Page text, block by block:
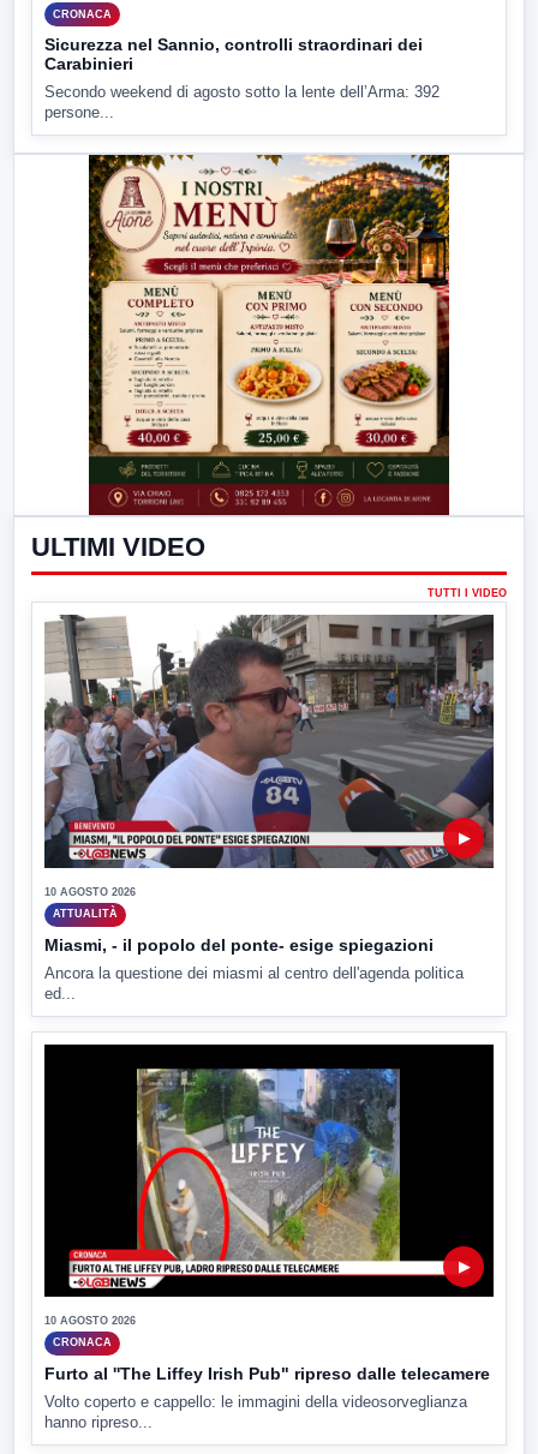
CRONACA
Sicurezza nel Sannio, controlli straordinari dei
Carabinieri
Secondo weekend di agosto sotto la lente dell’Arma: 392
persone...
ULTIMI VIDEO
TUTTI I VIDEO
▶
10 AGOSTO 2026
ATTUALITÀ
Miasmi, - il popolo del ponte- esige spiegazioni
Ancora la questione dei miasmi al centro dell'agenda politica
ed...
▶
10 AGOSTO 2026
CRONACA
Furto al ''The Liffey Irish Pub" ripreso dalle telecamere
Volto coperto e cappello: le immagini della videosorveglianza
hanno ripreso...